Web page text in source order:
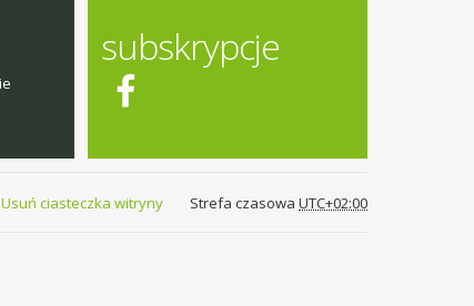
subskrypcje
Strefa czasowa UTC+02:00
Usuń ciasteczka witryny